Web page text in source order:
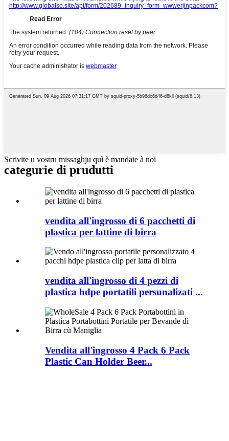
Scrivite u vostru missaghju quì è mandate à noi
categurie di prudutti
vendita all'ingrosso di 6 pacchetti di
plastica per lattine di birra
vendita all'ingrosso di 4 pezzi di
plastica hdpe portatili persunalizati ...
Vendita all'ingrosso 4 Pack 6 Pack
Plastic Can Holder Beer...